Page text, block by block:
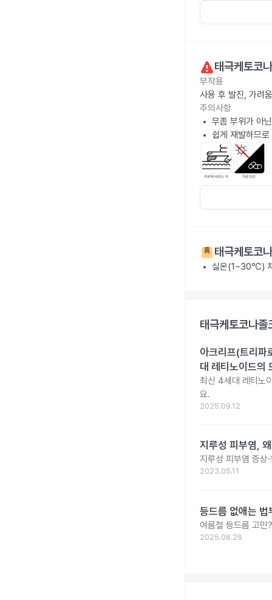
태극케토코
부작용
사용 후 발진, 가려
주의사항
무좀 부위가 아
쉽게 재발하므
태극케토코
실온(1~30℃)
태극케토코나
아크리프(트리파
대 레티노이드의
최신 4세대 레티노
요.
2025.09.12
지루성 피부염,
지루성 피부염 증상
2023.05.11
등드름 없애는 법
여름철 등드름 고민
2025.08.29